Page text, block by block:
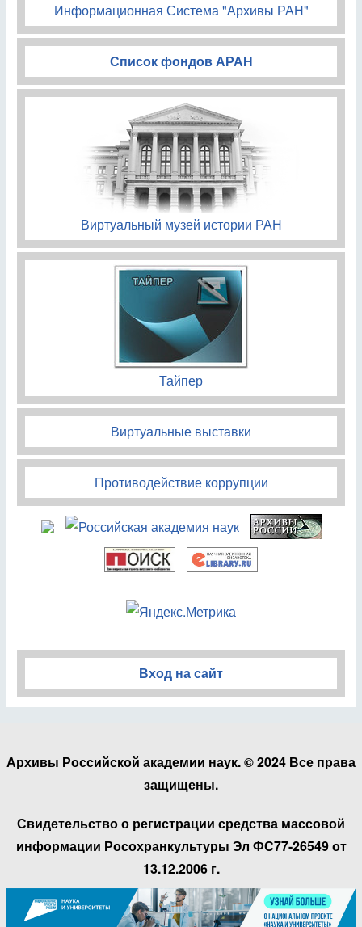
Информационная Система "Архивы РАН"
Список фондов АРАН
Виртуальный музей истории РАН
Тайпер
Виртуальные выставки
Противодействие коррупции
Вход на сайт
Архивы Российской академии наук. © 2024 Все права
защищены.
Свидетельство о регистрации средства массовой
информации Росохранкультуры Эл ФС77-26549 от
13.12.2006 г.